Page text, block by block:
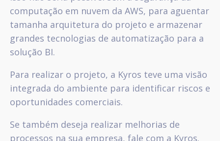
computação em nuvem da AWS, para aguentar
tamanha arquitetura do projeto e armazenar
grandes tecnologias de automatização para a
solução BI.
Para realizar o projeto, a Kyros teve uma visão
integrada do ambiente para identificar riscos e
oportunidades comerciais.
Se também deseja realizar melhorias de
processos na sua empresa, fale com a Kyros.